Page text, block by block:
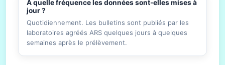
À quelle fréquence les données sont-elles mises à
jour ?
Quotidiennement. Les bulletins sont publiés par les
laboratoires agréés ARS quelques jours à quelques
semaines après le prélèvement.